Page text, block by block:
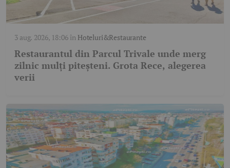
3 aug. 2026, 18:06în Hoteluri&Restaurante
Restaurantul din Parcul Trivale unde merg
zilnic mulți piteșteni. Grota Rece, alegerea
verii